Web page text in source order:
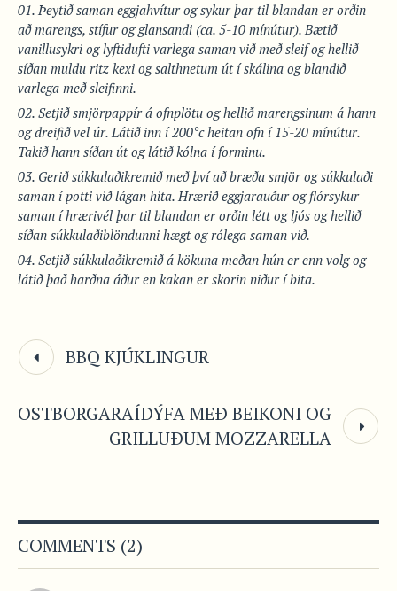
Þeytið saman eggjahvítur og sykur þar til blandan er orðin
að marengs, stífur og glansandi (ca. 5-10 mínútur). Bætið
vanillusykri og lyftidufti varlega saman við með sleif og hellið
síðan muldu ritz kexi og salthnetum út í skálina og blandið
varlega með sleifinni.
Setjið smjörpappír á ofnplötu og hellið marengsinum á hann
og dreifið vel úr. Látið inn í 200°c heitan ofn í 15-20 mínútur.
Takið hann síðan út og látið kólna í forminu.
Gerið súkkulaðikremið með því að bræða smjör og súkkulaði
saman í potti við lágan hita. Hrærið eggjarauður og flórsykur
saman í hrærivél þar til blandan er orðin létt og ljós og hellið
síðan súkkulaðiblöndunni hægt og rólega saman við.
Setjið súkkulaðikremið á kökuna meðan hún er enn volg og
látið það harðna áður en kakan er skorin niður í bita.
BBQ KJÚKLINGUR
OSTBORGARAÍDÝFA MEÐ BEIKONI OG
GRILLUÐUM MOZZARELLA
COMMENTS (2)